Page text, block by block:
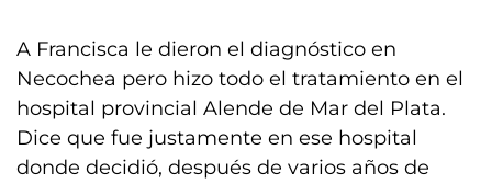
A Francisca le dieron el diagnóstico en
Necochea pero hizo todo el tratamiento en el
hospital provincial Alende de Mar del Plata.
Dice que fue justamente en ese hospital
donde decidió, después de varios años de